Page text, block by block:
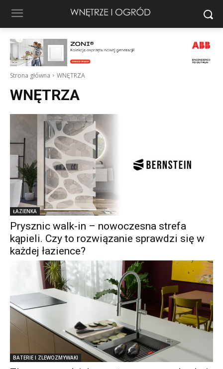
Strona główna WNĘTRZA
WNĘTRZA
ŁAZIENKA
Prysznic walk-in – nowoczesna strefa
kąpieli. Czy to rozwiązanie sprawdzi się w
każdej łazience?
BATERIE I ZLEWOZMYWAKI